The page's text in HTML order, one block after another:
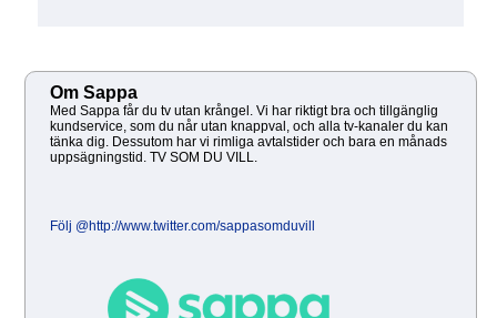
Om Sappa
Med Sappa får du tv utan krångel. Vi har riktigt bra och tillgänglig
kundservice, som du når utan knappval, och alla tv-kanaler du kan
tänka dig. Dessutom har vi rimliga avtalstider och bara en månads
uppsägningstid. TV SOM DU VILL.
Följ @http://www.twitter.com/sappasomduvill